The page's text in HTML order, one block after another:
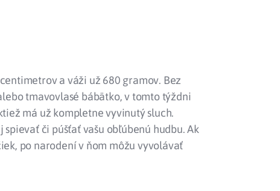
a váži už 680 gramov. Bez
tmavovlasé bábätko, v tomto týždni
má už kompletne vyvinutý sluch.
či púšťať vašu obľúbenú hudbu. Ak
po narodení v ňom môžu vyvolávať